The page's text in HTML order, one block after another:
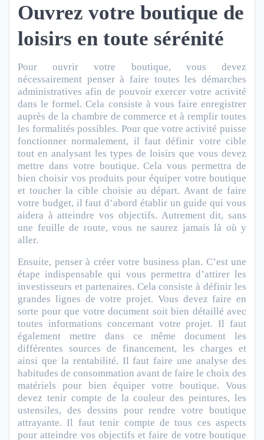
Ouvrez votre boutique de
loisirs en toute sérénité
Pour ouvrir votre boutique, vous devez
nécessairement penser à faire toutes les démarches
administratives afin de pouvoir exercer votre activité
dans le formel. Cela consiste à vous faire enregistrer
auprès de la chambre de commerce et à remplir toutes
les formalités possibles. Pour que votre activité puisse
fonctionner normalement, il faut définir votre cible
tout en analysant les types de loisirs que vous devez
mettre dans votre boutique. Cela vous permettra de
bien choisir vos produits pour équiper votre boutique
et toucher la cible choisie au départ. Avant de faire
votre budget, il faut d’abord établir un guide qui vous
aidera à atteindre vos objectifs. Autrement dit, sans
une feuille de route, vous ne saurez jamais là où y
aller.
Ensuite, penser à créer votre business plan. C’est une
étape indispensable qui vous permettra d’attirer les
investisseurs et partenaires. Cela consiste à définir les
grandes lignes de votre projet. Vous devez faire en
sorte pour que votre document soit bien détaillé avec
toutes informations concernant votre projet. Il faut
également mettre dans ce même document les
différentes sources de financement, les charges et
ainsi que la rentabilité. Il faut faire une analyse des
habitudes de consommation avant de faire le choix des
matériels pour bien équiper votre boutique. Vous
devez tenir compte de la couleur des peintures, les
ustensiles, des dessins pour rendre votre boutique
attrayante. Il faut tenir compte de tous ces aspects
pour atteindre vos objectifs et faire de votre boutique